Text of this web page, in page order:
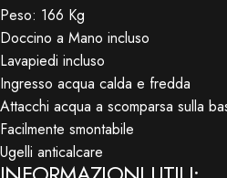
Peso: 166 Kg
Doccino a Mano incluso
Lavapiedi incluso
Ingresso acqua calda e fredda
Attacchi acqua a scomparsa sulla
Facilmente smontabile
Ugelli anticalcare